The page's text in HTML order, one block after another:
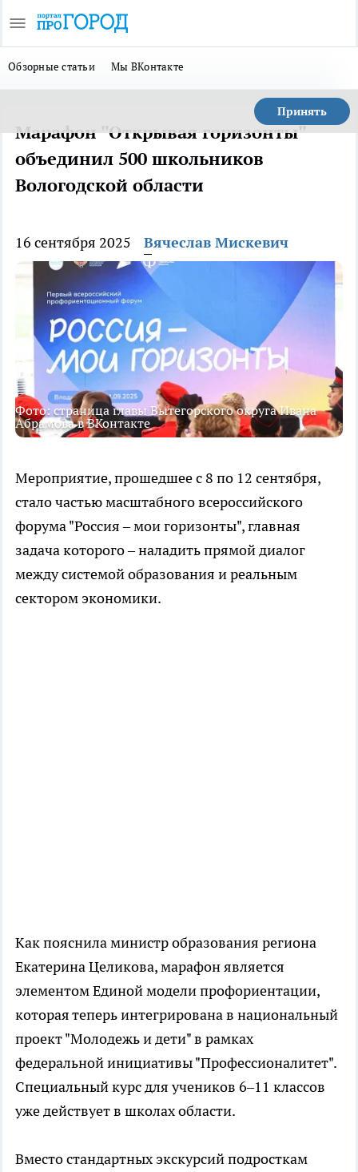
Обзорные статьи Мы ВКонтакте
Принять
Марафон "Открывая горизонты"
объединил 500 школьников
Вологодской области
16 сентября 2025 Вячеслав Мискевич
Фото: страница главы Вытегорского округа Ивана
Абрамова в ВКонтакте
Мероприятие, прошедшее с 8 по 12 сентября,
стало частью масштабного всероссийского
форума "Россия – мои горизонты", главная
задача которого – наладить прямой диалог
между системой образования и реальным
сектором экономики.
Как пояснила министр образования региона
Екатерина Целикова, марафон является
элементом Единой модели профориентации,
которая теперь интегрирована в национальный
проект "Молодежь и дети" в рамках
федеральной инициативы "Профессионалитет".
Специальный курс для учеников 6–11 классов
уже действует в школах области.
Вместо стандартных экскурсий подросткам